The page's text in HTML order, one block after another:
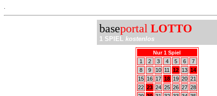
baseportal LOTTO
1 SPIEL kostenlos
Nur 1 Spiel
1
2 3 4 5 6
7
8
9 10 11 12 13 14
15
16 17 18 19 20 21
22 23 24 25 26 27 28